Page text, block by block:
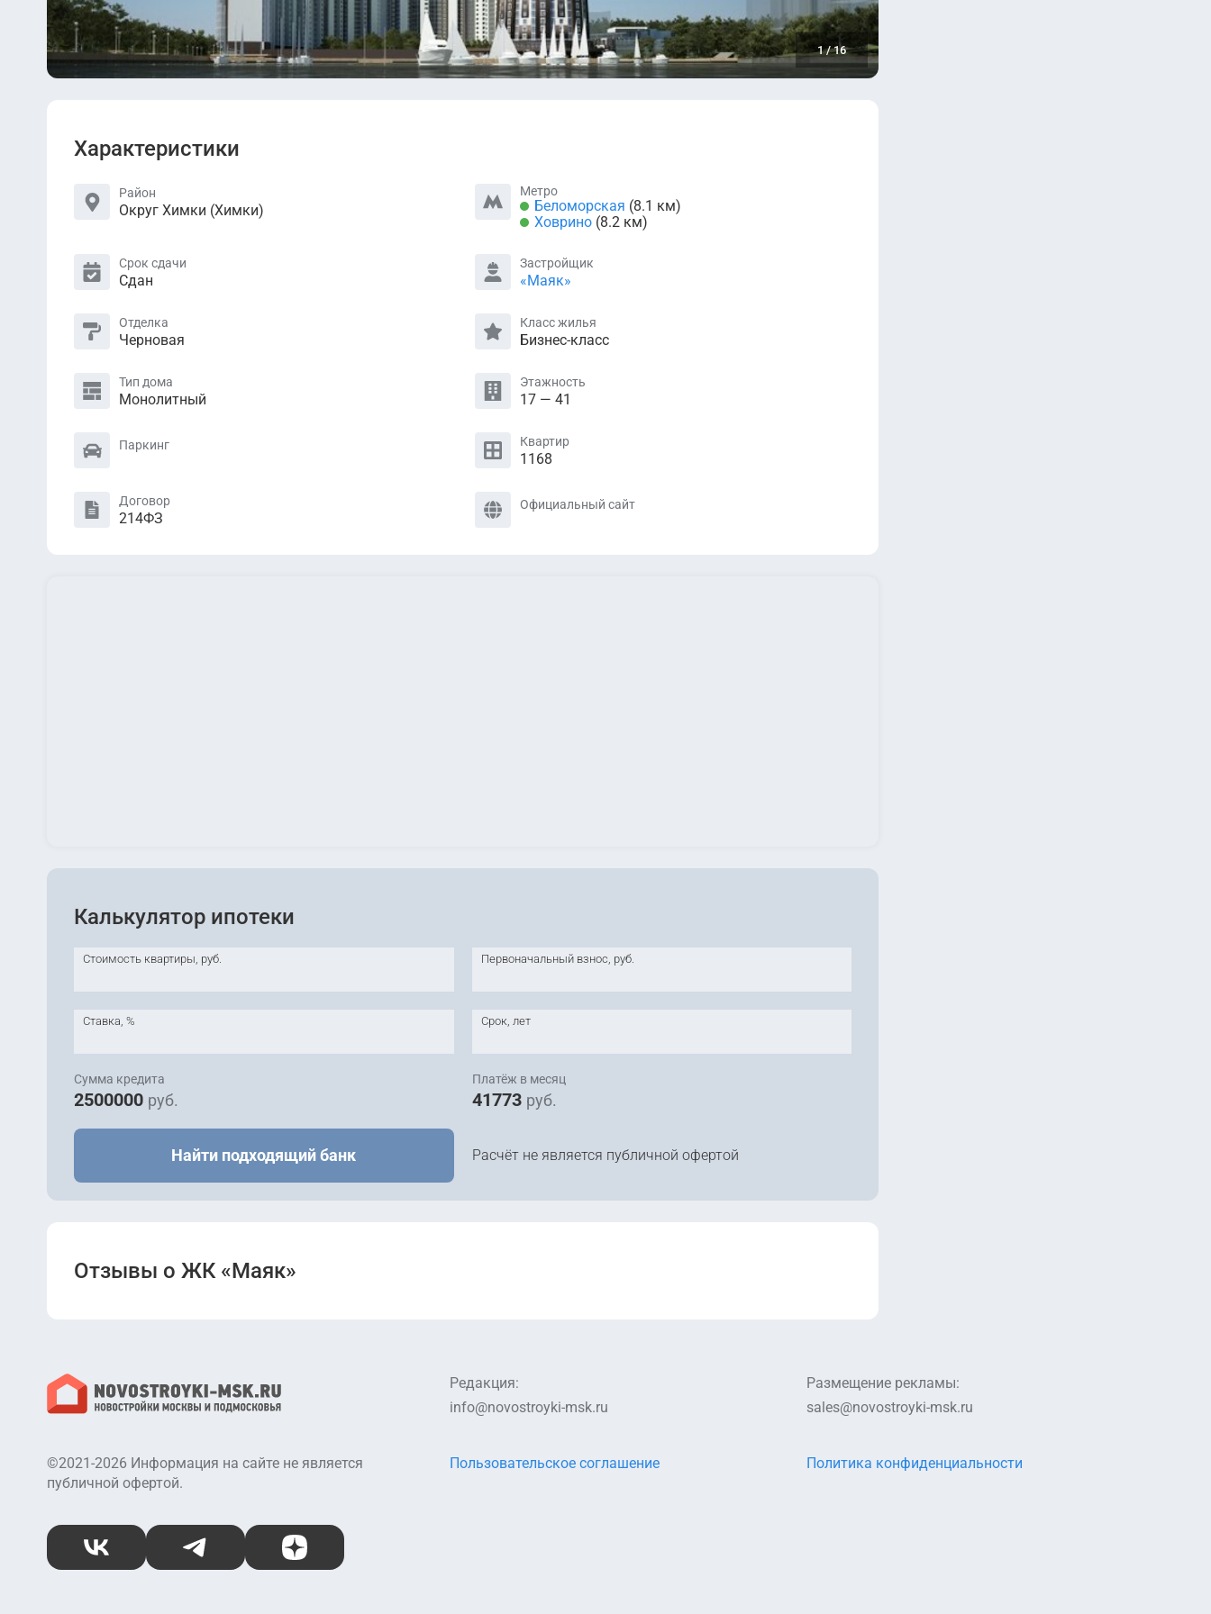
1/16
Характеристики
Район
Округ Химки (Химки)
Метро
Беломорская (8.1 км)
Ховрино(8.2 км)
Срок сдачи
Сдан
Застройщик
«Маяк»
Отделка
Черновая
Класс жилья
Бизнес-класс
Тип дома
Монолитный
Этажность
17 — 41
Паркинг Квартир
1168
Договор
214ФЗ
Официальный сайт
Калькулятор ипотеки
Стоимость квартиры, руб. Первоначальный взнос, руб.
Ставка, % Срок, лет
Сумма кредита
2500000 руб.
Платёж в месяц
41773 руб.
Найти подходящий банк Расчёт не является публичной офертой
Отзывы о ЖК «Маяк»
Редакция:
info@novostroyki-msk.ru
Размещение рекламы:
sales@novostroyki-msk.ru
©2021-2026 Информация на сайте не является
публичной офертой.
Пользовательское соглашение Политика конфиденциальности
ВКонтакте Telegram Дзен